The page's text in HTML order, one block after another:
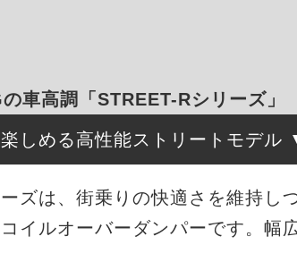
車高調「STREET-Rシリーズ」
しめる高性能ストリートモデル
ズは、街乗りの快適さを維持し
イルオーバーダンパーです。幅